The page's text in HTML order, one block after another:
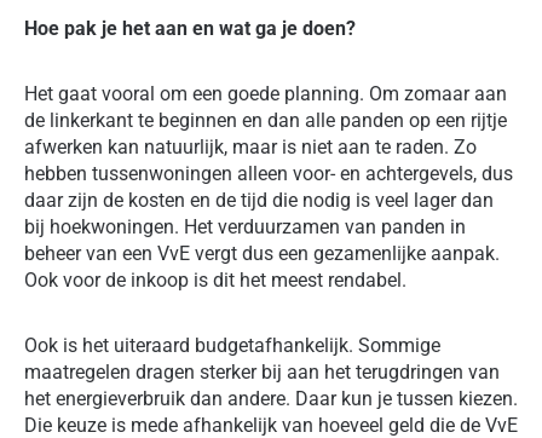
Hoe pak je het aan en wat ga je doen?
Het gaat vooral om een goede planning. Om zomaar aan
de linkerkant te beginnen en dan alle panden op een rijtje
afwerken kan natuurlijk, maar is niet aan te raden. Zo
hebben tussenwoningen alleen voor- en achtergevels, dus
daar zijn de kosten en de tijd die nodig is veel lager dan
bij hoekwoningen. Het verduurzamen van panden in
beheer van een VvE vergt dus een gezamenlijke aanpak.
Ook voor de inkoop is dit het meest rendabel.
Ook is het uiteraard budgetafhankelijk. Sommige
maatregelen dragen sterker bij aan het terugdringen van
het energieverbruik dan andere. Daar kun je tussen kiezen.
Die keuze is mede afhankelijk van hoeveel geld die de VvE